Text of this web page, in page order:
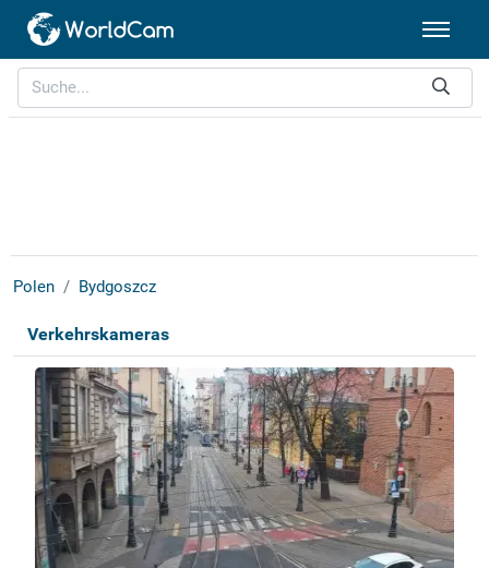
Polen Bydgoszcz
Verkehrskameras